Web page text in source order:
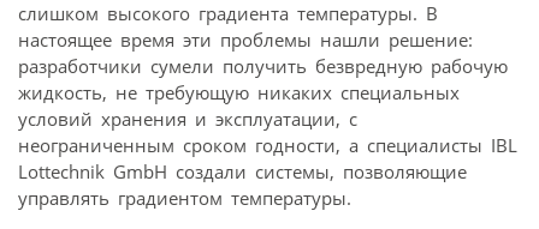
слишком высокого градиента температуры. В
настоящее время эти проблемы нашли решение:
разработчики сумели получить безвредную рабочую
жидкость, не требующую никаких специальных
условий хранения и эксплуатации, с
неограниченным сроком годности, а специалисты IBL
Lottechnik GmbH создали системы, позволяющие
управлять градиентом температуры.